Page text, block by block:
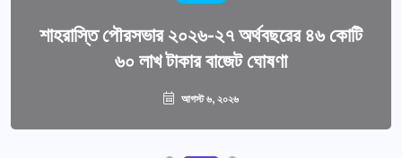
শাহরাস্তি পৌরসভার ২০২৬-২৭ অর্থবছরের ৪৬ কোটি
৬০ লাখ টাকার বাজেট ঘোষণা
আগস্ট ৬, ২০২৬